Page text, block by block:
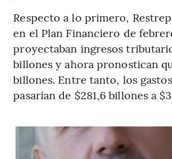
Respecto a lo primero,
en el Plan Financiero de
proyectaban ingresos
billones y ahora pronostican
billones. Entre tanto, los
pasarían de $281,6 billones a